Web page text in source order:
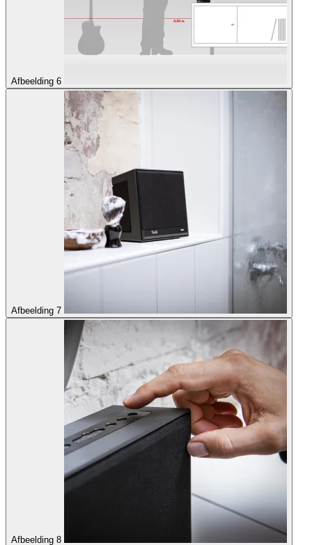
Afbeelding 6
Afbeelding 7
Afbeelding 8